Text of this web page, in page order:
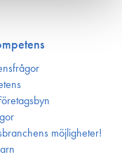
möjligheter!